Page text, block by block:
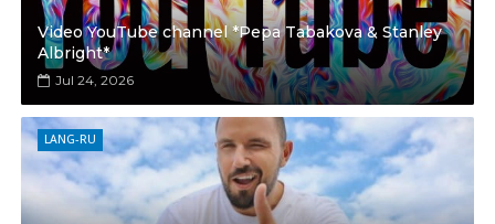
Video YouTube channel *Pepa Tabakova & Stanley
Albright*
Jul 24, 2026
LANG-RU